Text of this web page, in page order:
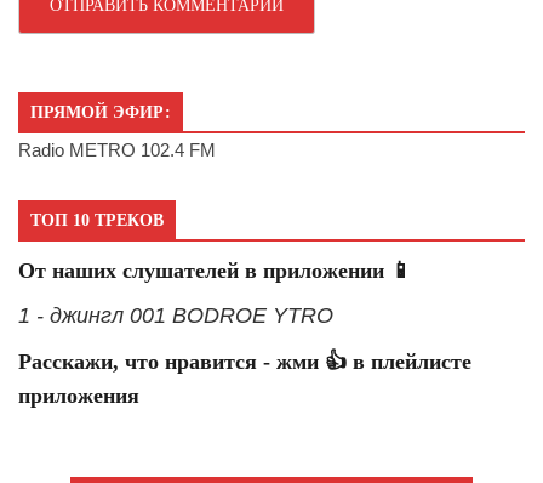
ПРЯМОЙ ЭФИР:
Radio METRO 102.4 FM
ТОП 10 ТРЕКОВ
От наших слушателей в приложении 📱
1 - джингл 001 BODROE YTRO
Расскажи, что нравится - жми 👍 в плейлисте
приложения